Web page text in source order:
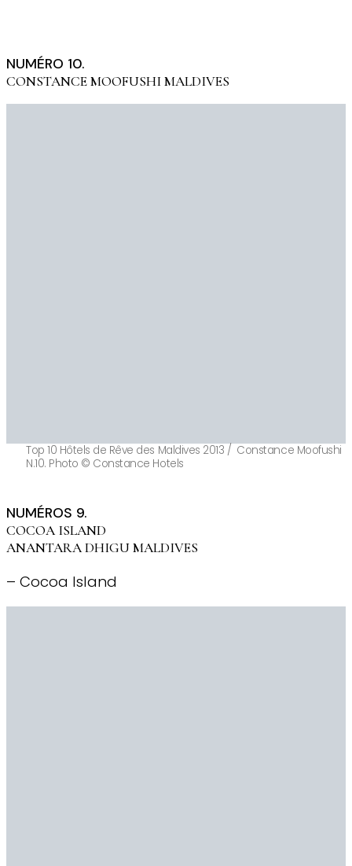
NUMÉRO 10.
CONSTANCE MOOFUSHI MALDIVES
Top 10 Hôtels de Rêve des Maldives 2013 / Constance Moofushi
N.10. Photo © Constance Hotels
NUMÉROS 9.
COCOA ISLAND
ANANTARA DHIGU MALDIVES
– Cocoa Island